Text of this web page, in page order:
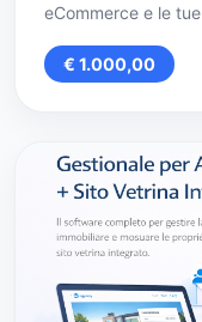
eCommerce e le
€ 1.000,00